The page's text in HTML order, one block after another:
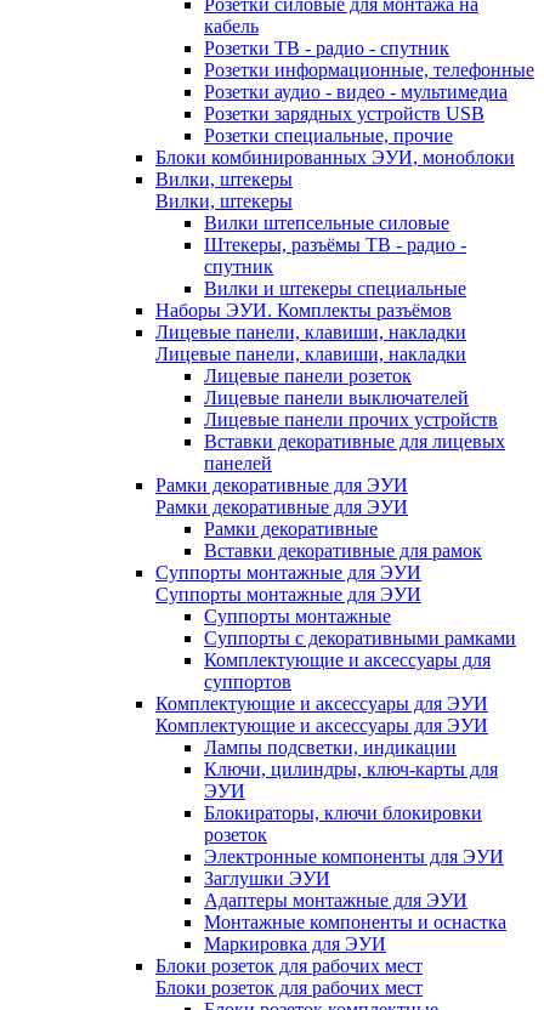
Розетки силовые для монтажа на
кабель
Розетки ТВ - радио - спутник
Розетки информационные, телефонные
Розетки аудио - видео - мультимедиа
Розетки зарядных устройств USB
Розетки специальные, прочие
Блоки комбинированных ЭУИ, моноблоки
Вилки, штекеры
Вилки, штекеры
Вилки штепсельные силовые
Штекеры, разъёмы ТВ - радио -
спутник
Вилки и штекеры специальные
Наборы ЭУИ. Комплекты разъёмов
Лицевые панели, клавиши, накладки
Лицевые панели, клавиши, накладки
Лицевые панели розеток
Лицевые панели выключателей
Лицевые панели прочих устройств
Вставки декоративные для лицевых
панелей
Рамки декоративные для ЭУИ
Рамки декоративные для ЭУИ
Рамки декоративные
Вставки декоративные для рамок
Суппорты монтажные для ЭУИ
Суппорты монтажные для ЭУИ
Суппорты монтажные
Суппорты с декоративными рамками
Комплектующие и аксессуары для
суппортов
Комплектующие и аксессуары для ЭУИ
Комплектующие и аксессуары для ЭУИ
Лампы подсветки, индикации
Ключи, цилиндры, ключ-карты для
ЭУИ
Блокираторы, ключи блокировки
розеток
Электронные компоненты для ЭУИ
Заглушки ЭУИ
Адаптеры монтажные для ЭУИ
Монтажные компоненты и оснастка
Маркировка для ЭУИ
Блоки розеток для рабочих мест
Блоки розеток для рабочих мест